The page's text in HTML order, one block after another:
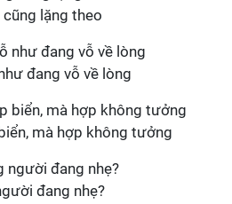
cũng lặng theo
đang vỗ về lòng
mà hợp không tưởng
đang nhẹ?